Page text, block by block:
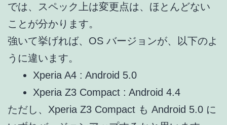
では、スペック上は変更点は、ほとんどない
ことが分かります。
強いて挙げれば、OS バージョンが、以下のよ
うに違います。
Xperia A4 : Android 5.0
Xperia Z3 Compact : Android 4.4
ただし、Xperia Z3 Compact も Android 5.0 に